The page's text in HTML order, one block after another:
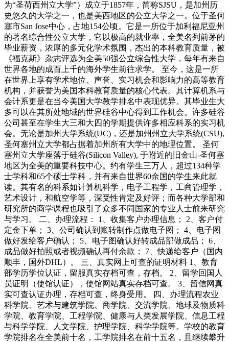
为“圣荷西州立大学”）成立于1857年，简称SJSU，是加州历
史悠久的大学之一，也是美西地区的公立大学之一。位于圣何
塞市San Jose中心，占地154公顷。它是一所位于加利福尼亚州
的著名综合性公立大学，它以极高的就业率，全美名列前茅的
毕业薪资，浓厚的多元化学术氛围，杰出的本科教育质量，被
《福克斯》杂志评选为全美50强公立综合性大学，每年有来自
世界各地的成百上千的海外学生前往求学。 至今，这是一所
在世界上享有学术地位、声誉、实习机会和影响力的高等教育
机构，并获誉为美国本科教育质量的核心代表。其计算机系与
会计系更是在当今美国大学教学排名中表现优异。其毕业生大
多可以在其所处地域的世界硅谷中心得到工作机会。许多硅谷
公司甚至在学生大三和大四的学期提供许多相应科系的实习机
会。无论是加州大学系统(UC)，还是加州州立大学系统(CSU),
圣何塞州立大学都占据着加州所有大学中的地理位置。 圣何
塞州立大学座落于硅谷(Silicon Valley), 于附近的旧金山-圣何塞
地区为全美的重要科技中心。约有学生三万人，超过134种学
士学科和65个硕士学科，并有来自世界60余国的学生来此就
读。其有名的科系如计算机科学，电子工程学，工商管理学，
艺术设计，和航空学等，深受性肯定及好评；而各种大学部和
研究所的商学课程也吸引了众多不同国家的专业人士前来研究
与学习。 二、办理流程： 1、收集客户办理信息； 2、客户付
定金下单； 3、公司确认到账转制作点做电子图； 4、电子图
做好发给客户确认； 5、电子图确认好转成品部做成品； 6、
成品做好拍照或者视频确认再付余款； 7、快递给客户（国内
顺丰，国外DHL）。 三、真实网上可查的证明材料 1、教育
部学历学位认证，留服真实存档可查，存档。 2、留学回国人
员证明（使馆认证），使馆网站真实存档可查。 3、留信网真
实可查认证办理，存档可查，终身受用。 四、办理流程农业
科学院、艺术与建筑学院、商学院、交流学院、地球及物质科
学院、教育学院、工程学院、健康与人类发展学院、信息工程
与科学学院、人文学院、护理学院、科学学院等。学校的教育
学院排名在全美前十名，工学院排名在前十五名，且继续攀升